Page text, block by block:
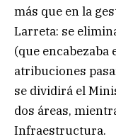
más que en la
Larreta: se
(que encabezaba
atribuciones
se dividirá el
dos áreas,
Infraestructura.